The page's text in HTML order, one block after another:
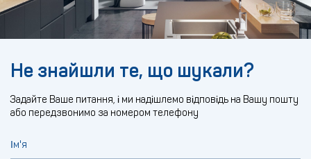
Не знайшли те, що шукали?
Задайте Ваше питання, і ми надішлемо відповідь на Вашу пошту
або передзвонимо за номером телефону
Ім'я